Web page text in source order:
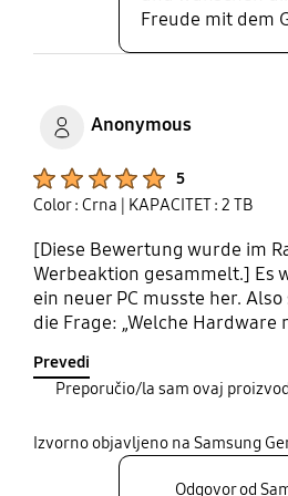
Freude mit dem
Anonymous
5
Color : Crna | KAPACITET : 2 TB
[Diese Bewertung wurde im
Werbeaktion gesammelt.] Es
ein neuer PC musste her.
die Frage: „Welche Hardware
dann musste auch ne gute
Recherchen im Netz zeigte
Platz im Setup. Der Einbau
einfach eingesteckt und
Prevedi
Preporučio/la sam ovaj
Izvorno objavljeno na Samsung
Odgovor od